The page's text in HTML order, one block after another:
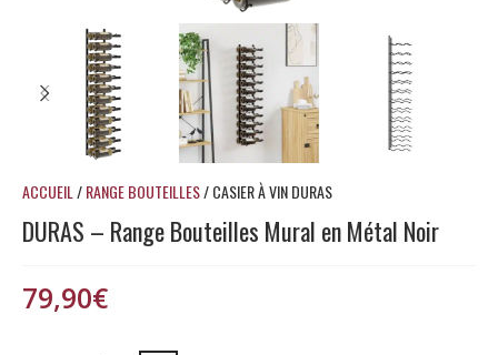
ACCUEIL/RANGE BOUTEILLES/CASIER À VIN DURAS
DURAS – Range Bouteilles Mural en Métal Noir
79,90€